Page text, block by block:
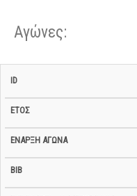
Αγώνες:
Αγώνα